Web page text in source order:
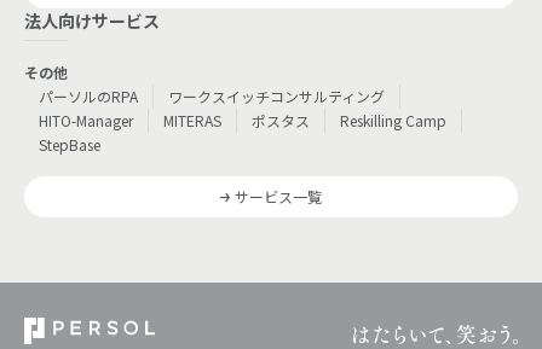
法人向けサービス
その他
パーソルのRPA
ワークスイッチコンサルティング
HITO-Manager
MITERAS ポスタス
Reskilling Camp
StepBase
サービス一覧